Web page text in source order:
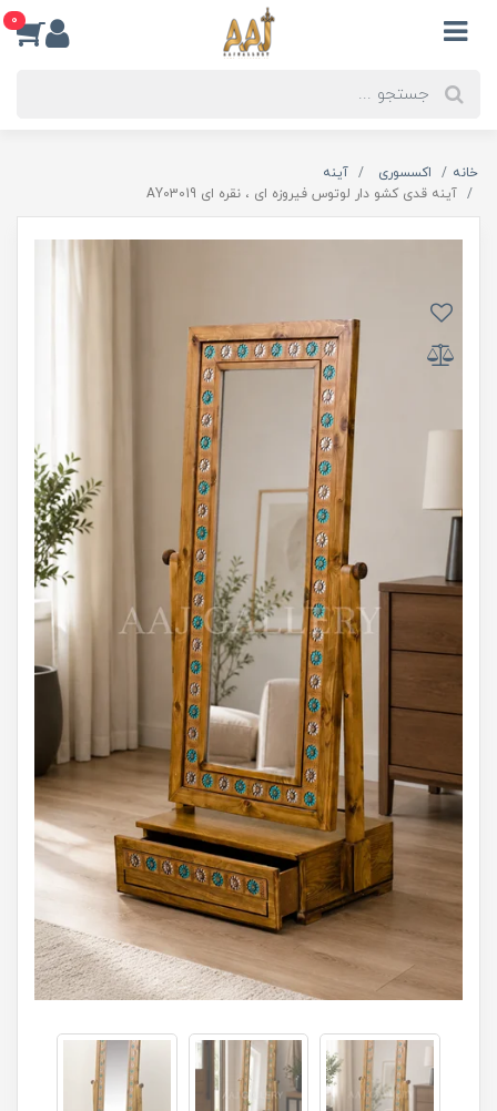
0
خانه اکسسوری
آینه
آینه قدی کشو دار لوتوس فیروزه ای ، نقره ای AY03019